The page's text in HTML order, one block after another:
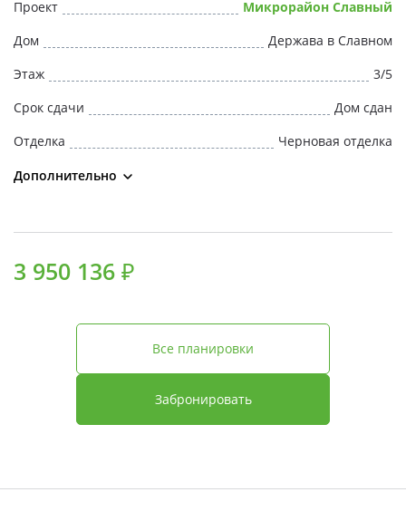
Проект
Микрорайон Славный
Дом
Держава в Славном
Этаж
3/5
Срок сдачи
Дом сдан
Отделка
Черновая отделка
Дополнительно
3 950 136 ₽
Забронировать
Все планировки